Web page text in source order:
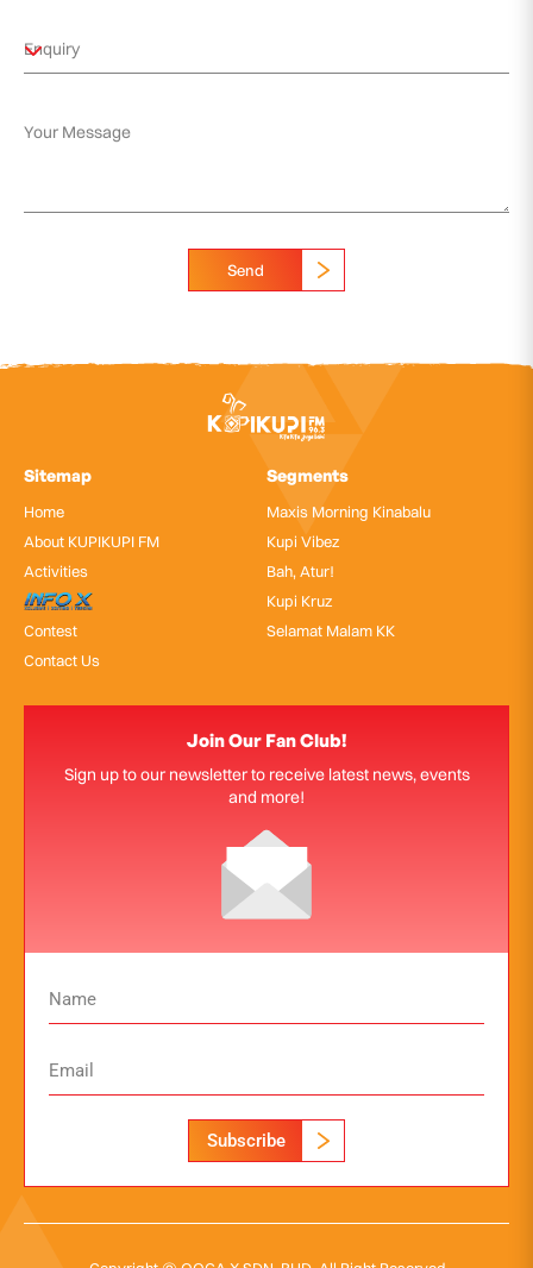
Send
Sitemap
Home
About KUPIKUPI FM
Activities
InfoX
Contest
Contact Us
Segments
Maxis Morning Kinabalu
Kupi Vibez
Bah, Atur!
Kupi Kruz
Selamat Malam KK
Join Our Fan Club!
Sign up to our newsletter to receive latest news, events
and more!
Subscribe